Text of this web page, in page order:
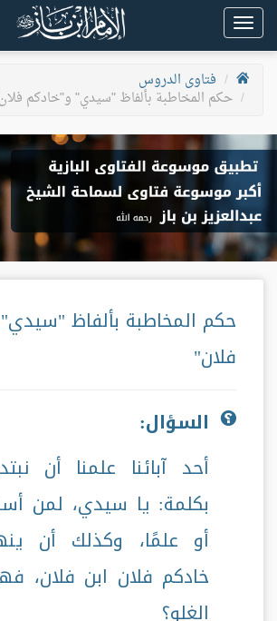
Toggle
navigation
فتاوى الدروس
حكم المخاطبة بألفاظ "سيدي" و"خادكم
حكم المخاطبة بألفاظ
فلان"
السؤال:
أحد آبائنا علمنا أن
بكلمة: يا سيدي، لمن
أو علمًا، وكذلك أن
خادكم فلان ابن فلان،
الغلو؟